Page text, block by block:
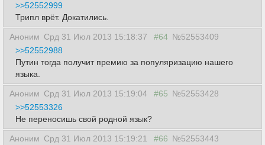
>>52552999
Трипл врёт. Докатились.
Аноним Срд 31 Июл 2013 15:18:37 #64 №52553409
>>52552988
Путин тогда получит премию за популяризацию нашего
языка.
Аноним Срд 31 Июл 2013 15:19:04 #65 №52553428
>>52553326
Не переносишь свой родной язык?
Аноним Срд 31 Июл 2013 15:19:21 #66 №52553443